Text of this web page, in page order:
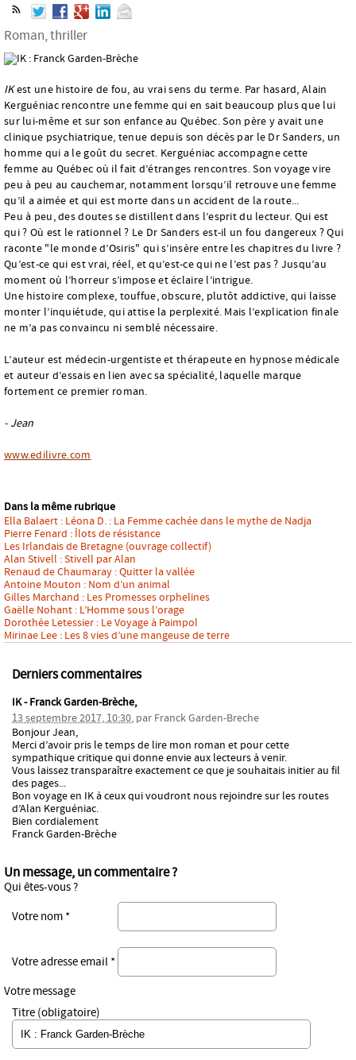
Roman, thriller
IKest une histoire de fou, au vrai sens du terme. Par hasard, Alain
Kerguéniac rencontre une femme qui en sait beaucoup plus que lui
sur lui-même et sur son enfance au Québec. Son père y avait une
clinique psychiatrique, tenue depuis son décès par le Dr Sanders, un
homme qui a le goût du secret. Kerguéniac accompagne cette
femme au Québec où il fait d’étranges rencontres. Son voyage vire
peu à peu au cauchemar, notamment lorsqu’il retrouve une femme
qu’il a aimée et qui est morte dans un accident de la route...
Peu à peu, des doutes se distillent dans l’esprit du lecteur. Qui est
qui ? Où est le rationnel ? Le Dr Sanders est-il un fou dangereux ? Qui
raconte "le monde d’Osiris" qui s’insère entre les chapitres du livre ?
Qu’est-ce qui est vrai, réel, et qu’est-ce qui ne l’est pas ? Jusqu’au
moment où l’horreur s’impose et éclaire l’intrigue.
Une histoire complexe, touffue, obscure, plutôt addictive, qui laisse
monter l’inquiétude, qui attise la perplexité. Mais l’explication finale
ne m’a pas convaincu ni semblé nécessaire.
L’auteur est médecin-urgentiste et thérapeute en hypnose médicale
et auteur d’essais en lien avec sa spécialité, laquelle marque
fortement ce premier roman.
- Jean
www.edilivre.com
Dans la même rubrique
Ella Balaert : Léona D. : La Femme cachée dans le mythe de Nadja
Pierre Fenard : Îlots de résistance
Les Irlandais de Bretagne (ouvrage collectif)
Alan Stivell : Stivell par Alan
Renaud de Chaumaray : Quitter la vallée
Antoine Mouton : Nom d’un animal
Gilles Marchand : Les Promesses orphelines
Gaëlle Nohant : L’Homme sous l’orage
Dorothée Letessier : Le Voyage à Paimpol
Mirinae Lee : Les 8 vies d’une mangeuse de terre
Derniers commentaires
IK - Franck Garden-Brèche,
13 septembre 2017, 10:30, par Franck Garden-Breche
Bonjour Jean,
Merci d’avoir pris le temps de lire mon roman et pour cette
sympathique critique qui donne envie aux lecteurs à venir.
Vous laissez transparaître exactement ce que je souhaitais initier au fil
des pages...
Bon voyage en IK à ceux qui voudront nous rejoindre sur les routes
d’Alan Kerguéniac.
Bien cordialement
Franck Garden-Brèche
Un message, un commentaire ?
Qui êtes-vous ?
Votre nom *
Votre adresse email *
Votre message
Titre (obligatoire)